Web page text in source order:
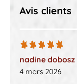
Avis clients
nadine dobosz
4 mars 2026